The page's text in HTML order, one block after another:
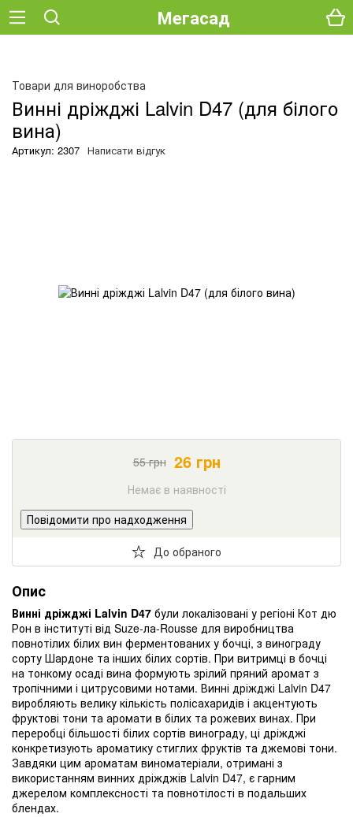
Мегасад
Товари для виноробства
Винні дріжджі Lalvin D47 (для білого
вина)
Артикул: 2307 Написати відгук
55грн 26грн
Немає в наявності
Повідомити про надходження
До обраного
Опис
Винні дріжджі Lalvin D47 були локалізовані у регіоні Кот дю
Рон в інституті від Suze-ла-Rousse для виробництва
повнотілих білих вин ферментованих у бочці, з винограду
сорту Шардоне та інших білих сортів. При витримці в бочці
на тонкому осаді вина формують зрілий пряний аромат з
тропічними і цитрусовими нотами. Винні дріжджі Lalvin D47
виробляють велику кількість полісахаридів і акцентують
фруктові тони та аромати в білих та рожевих винах. При
переробці більшості білих сортів винограду, ці дріжджі
конкретизують ароматику стиглих фруктів та джемові тони.
Завдяки цим ароматам виноматеріали, отримані з
використанням винних дріжджів Lalvin D47, є гарним
джерелом комплексності та повнотілості в подальших
блендах.